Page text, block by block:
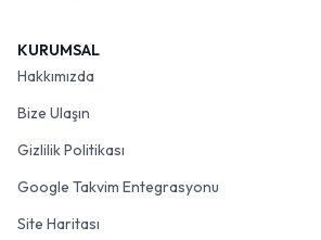
KURUMSAL
Hakkımızda
Bize Ulaşın
Gizlilik Politikası
Google Takvim Entegrasyonu
Site Haritası